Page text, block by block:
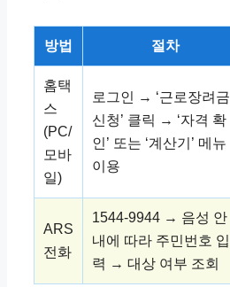
방법 절차
홈택
스
(PC/
모바
일)
로그인 → ‘근로장려금
신청’ 클릭 → ‘자격 확
인’ 또는 ‘계산기’ 메뉴
이용
ARS
전화
1544-9944 → 음성 안
내에 따라 주민번호 입
력 → 대상 여부 조회